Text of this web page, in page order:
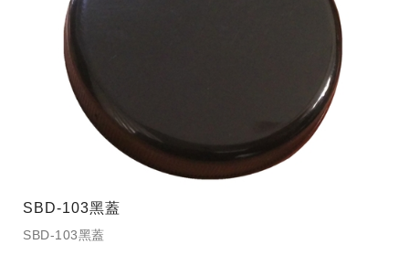
SBD-103黑蓋
SBD-103黑蓋